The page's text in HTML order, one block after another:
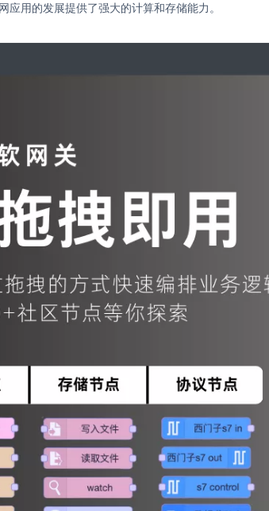
用的发展提供了强大的计算和存储能力。